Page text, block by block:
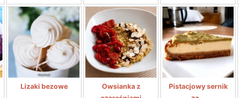
Lizaki bezowe
Owsianka z
Pistacjowy sernik